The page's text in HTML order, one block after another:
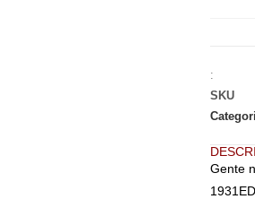
:
SKU
Gente